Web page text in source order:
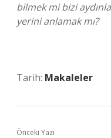
bilmek mi bizi
yerini anlamak mı?
Tarih: Makaleler
Önceki Yazı